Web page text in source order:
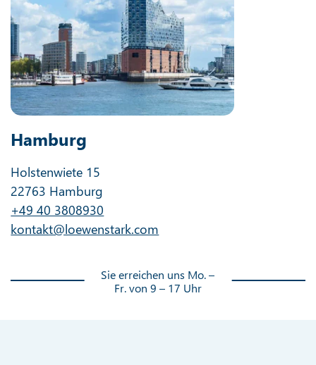
Hamburg
Holstenwiete 15
22763 Hamburg
+49 40 3808930
kontakt@loewenstark.com
Sie erreichen uns Mo. –
Fr. von 9 – 17 Uhr